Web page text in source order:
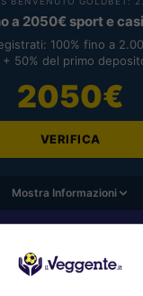
a 2050€ sport e
100% fino a
+ 50% del primo
2050€
VERIFICA
Mostra Informazioni